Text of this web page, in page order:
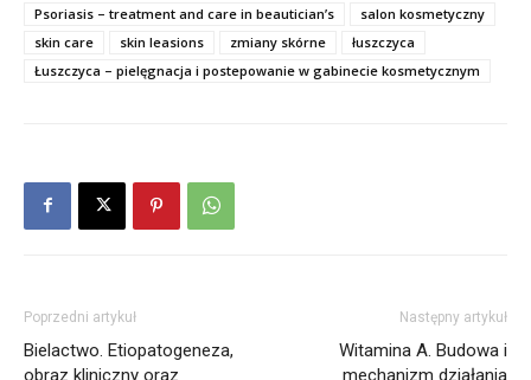
Psoriasis – treatment and care in beautician’s
salon kosmetyczny
skin care
skin leasions zmiany skórne
łuszczyca
Łuszczyca – pielęgnacja i postepowanie w gabinecie kosmetycznym
Poprzedni artykuł
Bielactwo. Etiopatogeneza,
obraz kliniczny oraz
Następny artykuł
Witamina A. Budowa i
mechanizm działania